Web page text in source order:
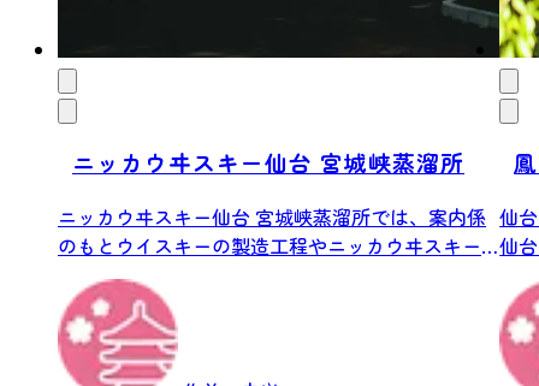
ニッカウヰスキー仙台 宮城峡蒸溜所
ニッカウヰスキー仙台 宮城峡蒸溜所では、案内係
のもとウイスキーの製造工程やニッカウヰスキー
の歴...
仙
仙
な